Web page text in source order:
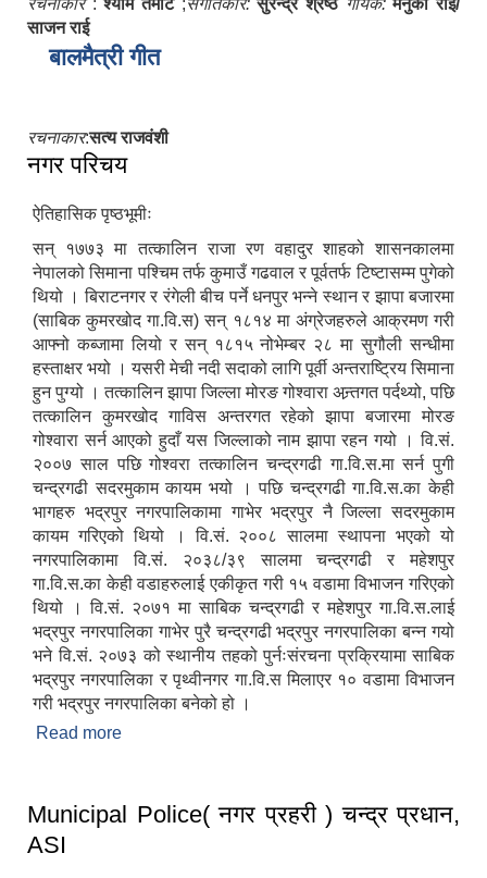
रचनाकार :श्याम तमोट ;संगीतकार: सुरेन्द्र श्रेष्ठ गायक: मेनुका राई/
साजन राई
बालमैत्री गीत
रचनाकार:सत्य राजवंशी
नगर परिचय
ऐतिहासिक पृष्ठभूमीः
सन् १७७३ मा तत्कालिन राजा रण वहादुर शाहको शासनकालमा
नेपालको सिमाना पश्चिम तर्फ कुमाउँ गढवाल र पूर्वतर्फ टिष्टासम्म पुगेको
थियो । बिराटनगर र रंगेली बीच पर्ने धनपुर भन्ने स्थान र झापा बजारमा
(साबिक कुमरखोद गा.वि.स) सन् १८१४ मा अंग्रेजहरुले आक्रमण गरी
आफ्नो कब्जामा लियो र सन् १८१५ नोभेम्बर २८ मा सुगौली सन्धीमा
हस्ताक्षर भयो । यसरी मेची नदी सदाको लागि पूर्वी अन्तराष्ट्रिय सिमाना
हुन पुग्यो । तत्कालिन झापा जिल्ला मोरङ गोश्वारा अन्र्तगत पर्दथ्यो, पछि
तत्कालिन कुमरखोद गाविस अन्तरगत रहेको झापा बजारमा मोरङ
गोश्वारा सर्न आएको हुदाँ यस जिल्लाको नाम झापा रहन गयो । वि.सं.
२००७ साल पछि गोश्वरा तत्कालिन चन्द्रगढी गा.वि.स.मा सर्न पुगी
चन्द्रगढी सदरमुकाम कायम भयो । पछि चन्द्रगढी गा.वि.स.का केही
भागहरु भद्रपुर नगरपालिकामा गाभेर भद्रपुर नै जिल्ला सदरमुकाम
कायम गरिएको थियो । वि.सं. २००८ सालमा स्थापना भएको यो
नगरपालिकामा वि.सं. २०३८/३९ सालमा चन्द्रगढी र महेशपुर
गा.वि.स.का केही वडाहरुलाई एकीकृत गरी १५ वडामा विभाजन गरिएको
थियो । वि.सं. २०७१ मा साबिक चन्द्रगढी र महेशपुर गा.वि.स.लाई
भद्रपुर नगरपालिका गाभेर पुरै चन्द्रगढी भद्रपुर नगरपालिका बन्न गयो
भने वि.सं. २०७३ को स्थानीय तहको पुर्नःसंरचना प्रक्रियामा साबिक
भद्रपुर नगरपालिका र पृथ्वीनगर गा.वि.स मिलाएर १० वडामा विभाजन
गरी भद्रपुर नगरपालिका बनेको हो ।
Read more
Municipal Police( नगर प्रहरी ) चन्द्र प्रधान,
ASI